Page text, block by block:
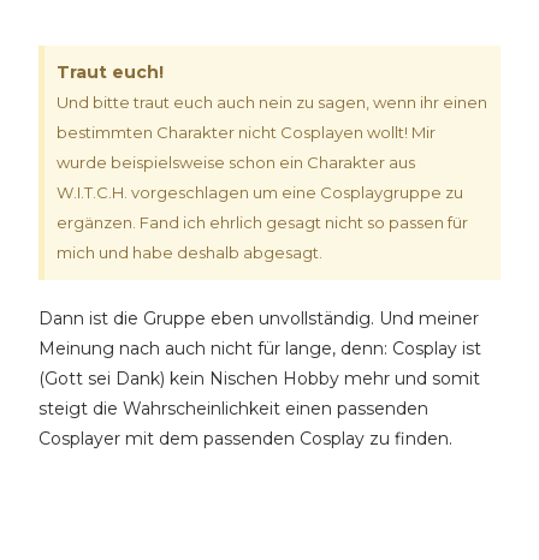
Traut euch!
Und bitte traut euch auch nein zu sagen, wenn ihr einen
bestimmten Charakter nicht Cosplayen wollt! Mir
wurde beispielsweise schon ein Charakter aus
W.I.T.C.H. vorgeschlagen um eine Cosplaygruppe zu
ergänzen. Fand ich ehrlich gesagt nicht so passen für
mich und habe deshalb abgesagt.
Dann ist die Gruppe eben unvollständig. Und meiner
Meinung nach auch nicht für lange, denn: Cosplay ist
(Gott sei Dank) kein Nischen Hobby mehr und somit
steigt die Wahrscheinlichkeit einen passenden
Cosplayer mit dem passenden Cosplay zu finden.